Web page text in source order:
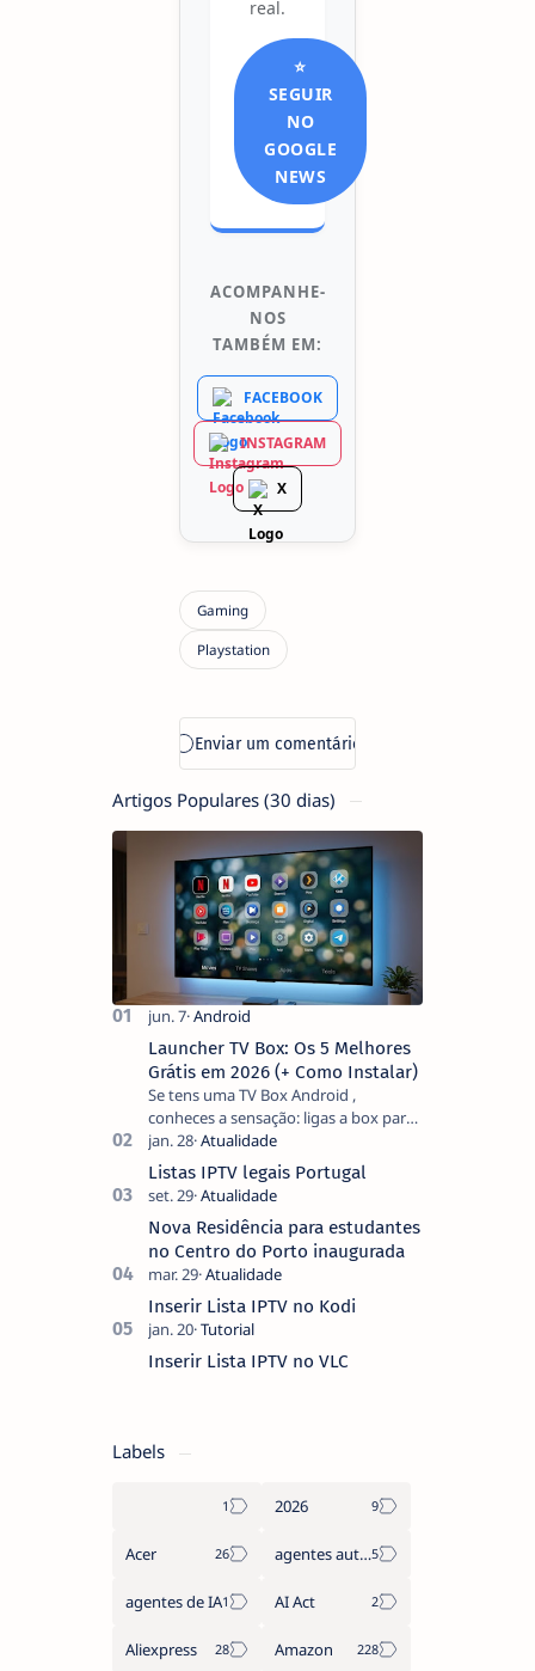
real.
⭐
SEGUIR
NO
GOOGLE
NEWS
ACOMPANHE-
NOS
TAMBÉM EM:
FACEBOOK
INSTAGRAM
X
Artigos Populares (30 dias)
Launcher TV Box: Os 5 Melhores
Grátis em 2026 (+ Como Instalar)
Se tens uma TV Box Android ,
conheces a sensação: ligas a box para
ver um filme e o ecrã inicial está
coberto de sugestões que não
pediste, ban…
Listas IPTV legais Portugal
Nova Residência para estudantes
no Centro do Porto inaugurada
Inserir Lista IPTV no Kodi
Inserir Lista IPTV no VLC
Labels
2026
Acer agentes autónomos
agentes de IA AI Act
Aliexpress Amazon